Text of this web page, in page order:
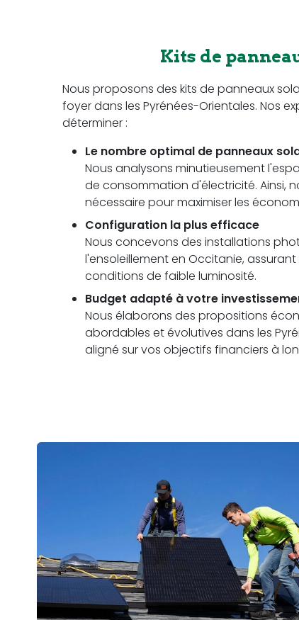
Kits de
Nous proposons des kits de panneaux
foyer dans les Pyrénées-Orientales. Nos
déterminer :
Le nombre optimal de panneaux
Nous analysons minutieusement
de consommation d'électricité. Ainsi,
nécessaire pour maximiser les
Configuration la plus efficace
Nous concevons des installations
l'ensoleillement en Occitanie,
conditions de faible luminosité.
Budget adapté à votre
Nous élaborons des propositions
abordables et évolutives dans les
aligné sur vos objectifs financiers à